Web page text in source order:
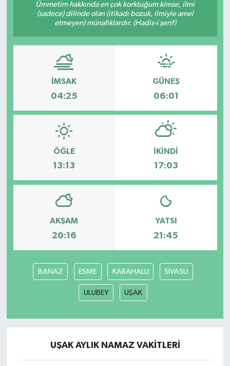
Ümmetim hakkında en çok korktuğum kimse, ilmi
(sadece) dilinde olan (itikadı bozuk, ilmiyle amel
etmeyen) münafıklardır. (Hadis-i şerif)
İMSAK
04:25
GÜNEŞ
06:01
ÖĞLE
13:13
İKINDI
17:03
AKŞAM
20:16
YATSI
21:45
BANAZ ESME KARAHALLI SİVASLI
ULUBEY UŞAK
UŞAK AYLIK NAMAZ VAKITLERI
Ekonomi
Genel
Gündem
Haberde İnsan
Kültür Sanat
Magazin
Yerel